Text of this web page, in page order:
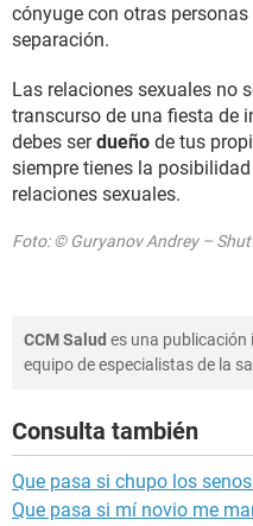
cónyuge con otras
separación.
Las relaciones sexuales no
transcurso de una fiesta de
debes serdueño de tus
siempre tienes la
relaciones sexuales.
Foto: © Guryanov Andrey –
CCM Salud es una
equipo de especialistas de la
Consulta también
Que pasa si chupo los
Que pasa si mí novio me